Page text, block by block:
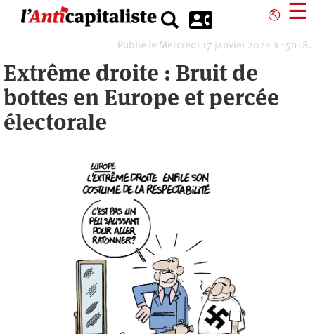
⎋ ☰
Publié le Mercredi 17 janvier 2024 à 15h18.
Extrême droite : Bruit de
bottes en Europe et percée
électorale